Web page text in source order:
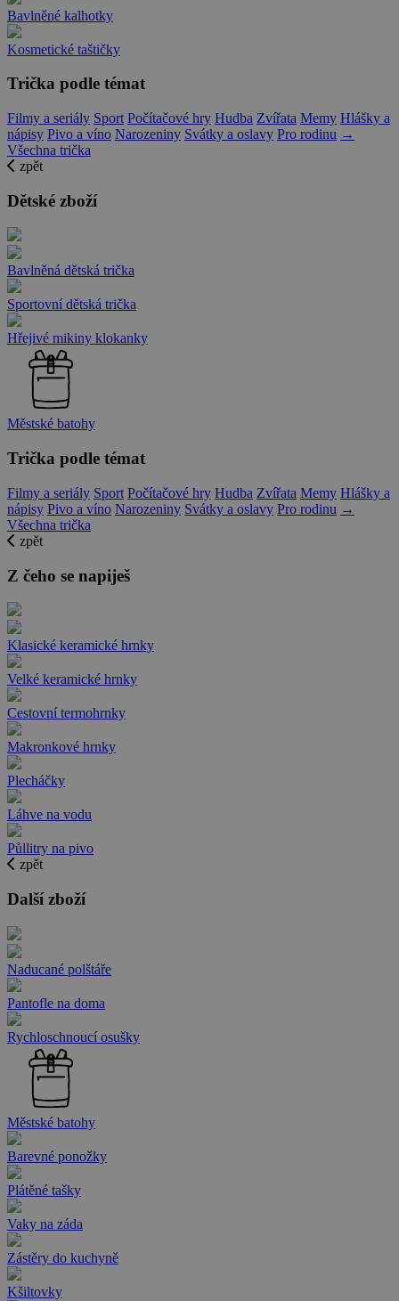
Bavlněné kalhotky
Kosmetické taštičky
Trička podle témat
Filmy a seriály Sport Počítačové hry Hudba Zvířata Memy Hlášky a
nápisy Pivo a víno Narozeniny Svátky a oslavy Pro rodinu →
Všechna trička
zpět
Dětské zboží
Bavlněná dětská trička
Sportovní dětská trička
Hřejivé mikiny klokanky
Městské batohy
Trička podle témat
Filmy a seriály Sport Počítačové hry Hudba Zvířata Memy Hlášky a
nápisy Pivo a víno Narozeniny Svátky a oslavy Pro rodinu →
Všechna trička
zpět
Z čeho se napiješ
Klasické keramické hrnky
Velké keramické hrnky
Cestovní termohrnky
Makronkové hrnky
Plecháčky
Láhve na vodu
Půllitry na pivo
zpět
Další zboží
Naducané polštáře
Pantofle na doma
Rychloschnoucí osušky
Městské batohy
Barevné ponožky
Plátěné tašky
Vaky na záda
Zástěry do kuchyně
Kšiltovky